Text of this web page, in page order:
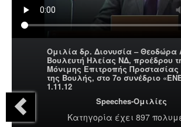
Ομιλία δρ. Διονυσία – Θεοδώρα
Βουλευτή Ηλείας ΝΔ, προέδρου
Μόνιμης Επιτροπής
της Βουλής, στο 7ο συνέδριο
1.11.12
Speeches-Ομιλίες
Κατηγορία έχει 897